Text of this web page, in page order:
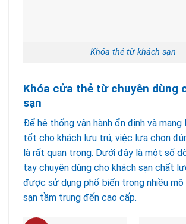
Khóa thẻ từ khách sạn
Khóa cửa thẻ từ chuyên dùng
sạn
Để hệ thống vận hành ổn định và mang
tốt cho khách lưu trú, việc lựa chọn
là rất quan trọng. Dưới đây là một số
tay chuyên dùng cho khách sạn chất
được sử dụng phổ biến trong nhiều
sạn tầm trung đến cao cấp.